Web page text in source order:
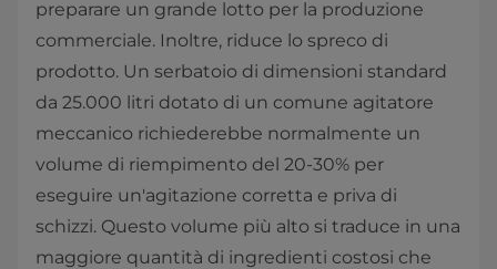
preparare un grande lotto per la produzione
commerciale. Inoltre, riduce lo spreco di
prodotto. Un serbatoio di dimensioni standard
da 25.000 litri dotato di un comune agitatore
meccanico richiederebbe normalmente un
volume di riempimento del 20-30% per
eseguire un'agitazione corretta e priva di
schizzi. Questo volume più alto si traduce in una
maggiore quantità di ingredienti costosi che